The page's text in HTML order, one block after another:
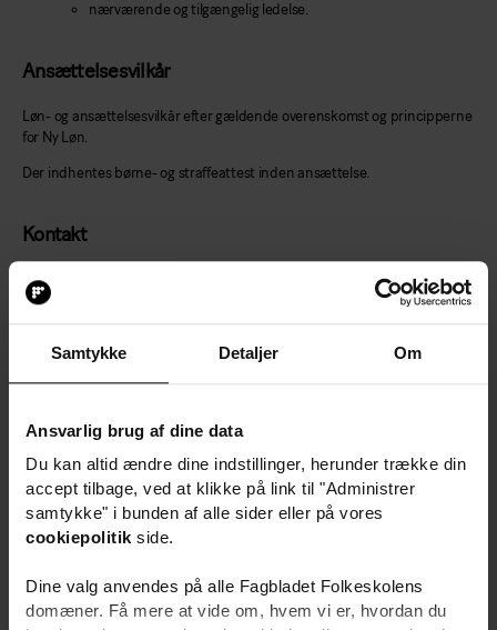
Samtykke Detaljer Om
Ansvarlig brug af dine data
Du kan altid ændre dine indstillinger, herunder trække din
accept tilbage, ved at klikke på link til "Administrer
samtykke" i bunden af alle sider eller på vores
cookiepolitik side.
Dine valg anvendes på alle Fagbladet Folkeskolens
domæner. Få mere at vide om, hvem vi er, hvordan du
nærværende og tilgængelig ledelse.
Ansættelsesvilkår
Løn- og ansættelsesvilkår efter gældende overenskomst og principperne
for Ny Løn.
Der indhentes børne- og straffeattest inden ansættelse.
Kontakt
Har du spørgsmål til stillingen, er du velkommen til at kontakte viceleder
Yvonne Pedersen på telefon 20 42 74 60.
Ansøgning
Der afholdes løbende samtaler.
Bliv en del af Halsnæs – et godt sted at arbejde og et
godt sted at bo
Vi er en moderne og rummelig arbejdsplads med cirka 3.000 kollegaer,
der hver dag gør sig umage for at levere velfærd og service af høj kvalitet.
Vores værdier – redelighed, mulighed og helhed – er fundamentet for alt,